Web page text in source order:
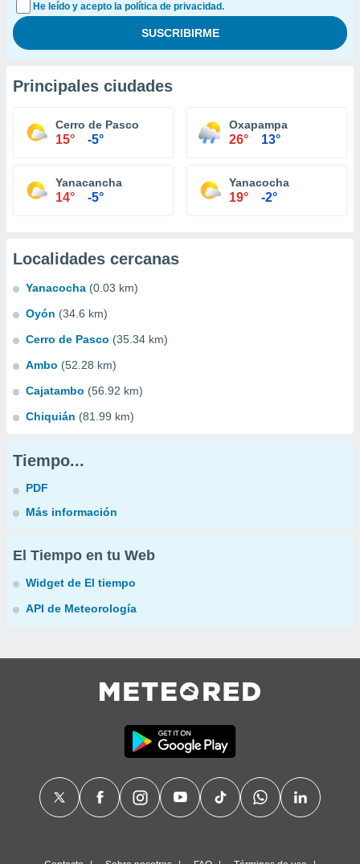
He leído y acepto la política de privacidad.
Principales ciudades
Cerro de Pasco
15° -5°
Oxapampa
26° 13°
Yanacancha
14° -5°
Yanacocha
19° -2°
Localidades cercanas
Yanacocha (0.03 km)
Oyón (34.6 km)
Cerro de Pasco (35.34 km)
Ambo (52.28 km)
Cajatambo (56.92 km)
Chiquián (81.99 km)
Tiempo...
PDF
Más información
El Tiempo en tu Web
Widget de El tiempo
API de Meteorología